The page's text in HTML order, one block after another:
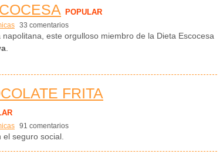
POPULAR
33 comentarios
este orgulloso miembro de la Dieta Escocesa
FRITA
91 comentarios
seguro social.